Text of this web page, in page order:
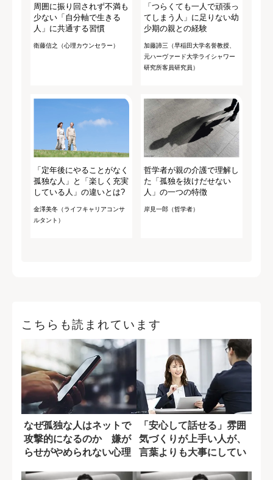
周囲に振り回されず不満も
少ない「自分軸で生きる
人」に共通する習慣
衛藤信之（心理カウンセラー）
「つらくても一人で頑張っ
てしまう人」に足りない幼
少期の親との経験
加藤諦三（早稲田大学名誉教授、
元ハーヴァード大学ライシャワー
研究所客員研究員）
「定年後にやることがなく
孤独な人」と「楽しく充実
している人」の違いとは?
金澤美冬（ライフキャリアコンサ
ルタント）
哲学者が親の介護で理解し
た「孤独を抜けだせない
人」の一つの特徴
岸見一郎（哲学者）
こちらも読まれています
なぜ孤独な人はネットで
攻撃的になるのか 嫌が
らせがやめられない心理
「安心して話せる」雰囲
気づくりが上手い人が、
言葉よりも大事にしてい